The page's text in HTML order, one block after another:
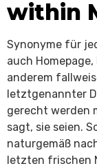
within
Synonyme für
auch
anderem
letztgenannter
gerecht werden
sagt, sie seien.
naturgemäß
letzten frischen